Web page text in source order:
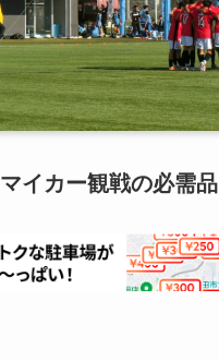
マイカー観戦の必需品